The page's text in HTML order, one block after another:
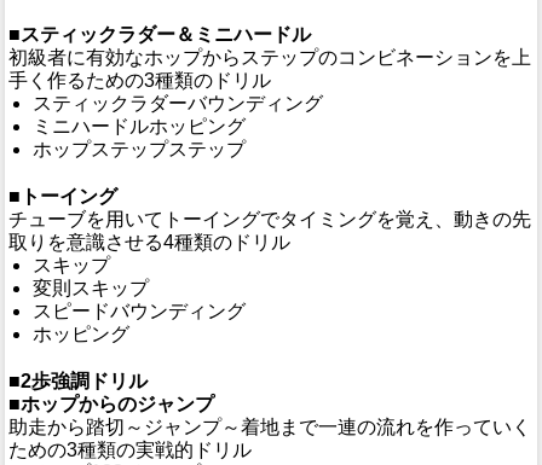
■スティックラダー＆ミニハードル
初級者に有効なホップからステップのコンビネーションを上
手く作るための3種類のドリル
スティックラダーバウンディング
ミニハードルホッピング
ホップステップステップ
■トーイング
チューブを用いてトーイングでタイミングを覚え、動きの先
取りを意識させる4種類のドリル
スキップ
変則スキップ
スピードバウンディング
ホッピング
■2歩強調ドリル
■ホップからのジャンプ
助走から踏切～ジャンプ～着地まで一連の流れを作っていく
ための3種類の実戦的ドリル